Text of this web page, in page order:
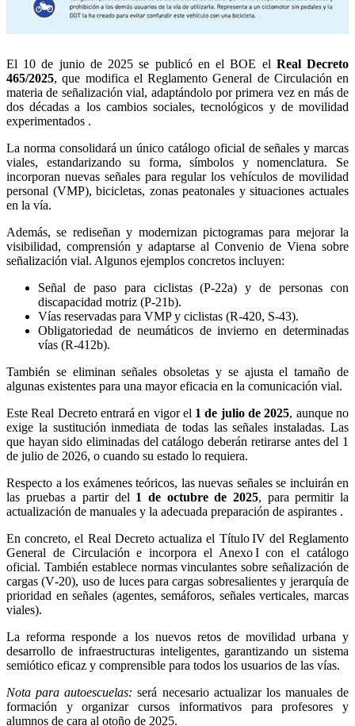
El 10 de junio de 2025 se publicó en el BOE el Real Decreto
465/2025, que modifica el Reglamento General de Circulación en
materia de señalización vial, adaptándolo por primera vez en más de
dos décadas a los cambios sociales, tecnológicos y de movilidad
experimentados .
La norma consolidará un único catálogo oficial de señales y marcas
viales, estandarizando su forma, símbolos y nomenclatura. Se
incorporan nuevas señales para regular los vehículos de movilidad
personal (VMP), bicicletas, zonas peatonales y situaciones actuales
en la vía.
Además, se rediseñan y modernizan pictogramas para mejorar la
visibilidad, comprensión y adaptarse al Convenio de Viena sobre
señalización vial. Algunos ejemplos concretos incluyen:
Señal de paso para ciclistas (P‑22a) y de personas con
discapacidad motriz (P‑21b).
Vías reservadas para VMP y ciclistas (R‑420, S‑43).
Obligatoriedad de neumáticos de invierno en determinadas
vías (R‑412b).
También se eliminan señales obsoletas y se ajusta el tamaño de
algunas existentes para una mayor eficacia en la comunicación vial.
Este Real Decreto entrará en vigor el 1 de julio de 2025, aunque no
exige la sustitución inmediata de todas las señales instaladas. Las
que hayan sido eliminadas del catálogo deberán retirarse antes del 1
de julio de 2026, o cuando su estado lo requiera.
Respecto a los exámenes teóricos, las nuevas señales se incluirán en
las pruebas a partir del 1 de octubre de 2025, para permitir la
actualización de manuales y la adecuada preparación de aspirantes .
En concreto, el Real Decreto actualiza el Título IV del Reglamento
General de Circulación e incorpora el Anexo I con el catálogo
oficial. También establece normas vinculantes sobre señalización de
cargas (V‑20), uso de luces para cargas sobresalientes y jerarquía de
prioridad en señales (agentes, semáforos, señales verticales, marcas
viales).
La reforma responde a los nuevos retos de movilidad urbana y
desarrollo de infraestructuras inteligentes, garantizando un sistema
semiótico eficaz y comprensible para todos los usuarios de las vías.
Nota para autoescuelas: será necesario actualizar los manuales de
formación y organizar cursos informativos para profesores y
alumnos de cara al otoño de 2025.